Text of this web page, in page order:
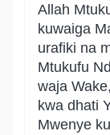
Allah
kuwaiga
urafiki na
Mtukufu
waja
kwa dhati
Mwenye